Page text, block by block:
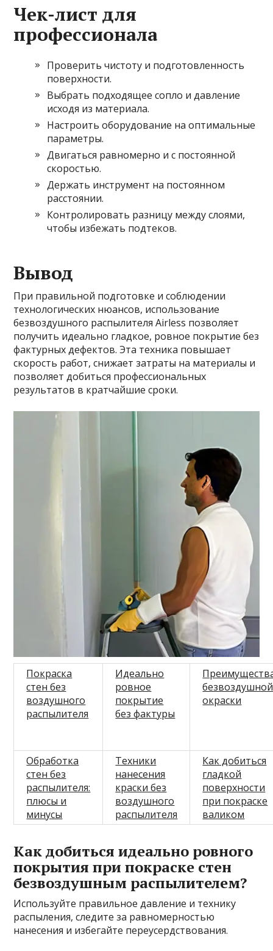
Чек-лист для
профессионала
Проверить чистоту и подготовленность
поверхности.
Выбрать подходящее сопло и давление
исходя из материала.
Настроить оборудование на оптимальные
параметры.
Двигаться равномерно и с постоянной
скоростью.
Держать инструмент на постоянном
расстоянии.
Контролировать разницу между слоями,
чтобы избежать подтеков.
Вывод
При правильной подготовке и соблюдении
технологических нюансов, использование
безвоздушного распылителя Airless позволяет
получить идеально гладкое, ровное покрытие без
фактурных дефектов. Эта техника повышает
скорость работ, снижает затраты на материалы и
позволяет добиться профессиональных
результатов в кратчайшие сроки.
Покраска
стен без
воздушного
распылителя
Идеально
ровное
покрытие
без фактуры
безвоздушной
окраски
Обработка
стен без
распылителя:
плюсы и
минусы
Техники
нанесения
краски без
воздушного
распылителя
Как добиться
гладкой
поверхности
при покраске
валиком
Как добиться идеально ровного
покрытия при покраске стен
безвоздушным распылителем?
Используйте правильное давление и технику
распыления, следите за равномерностью
нанесения и избегайте переусердствования.